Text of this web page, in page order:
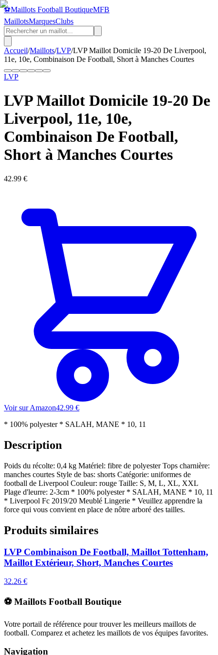
⚽Maillots Football BoutiqueMFB
MaillotsMarquesClubs
Accueil/Maillots/LVP/LVP Maillot Domicile 19-20 De Liverpool,
11e, 10e, Combinaison De Football, Short à Manches Courtes
LVP
LVP Maillot Domicile 19-20 De
Liverpool, 11e, 10e,
Combinaison De Football,
Short à Manches Courtes
42.99 €
Voir sur Amazon42.99 €
* 100% polyester * SALAH, MANE * 10, 11
Description
Poids du récolte: 0,4 kg Matériel: fibre de polyester Tops charnière:
manches courtes Style de bas: shorts Catégorie: uniformes de
football de Liverpool Couleur: rouge Taille: S, M, L, XL, XXL
Plage d'leurre: 2-3cm * 100% polyester * SALAH, MANE * 10, 11
* Liverpool Fc 2019/20 Meublé Lingerie * Veuillez apprendre la
force qui vous convient en place de nôtre arboré des tailles.
Produits similaires
LVP Combinaison De Football, Maillot Tottenham,
Maillot Extérieur, Short, Manches Courtes
32.26 €
⚽ Maillots Football Boutique
Votre portail de référence pour trouver les meilleurs maillots de
football. Comparez et achetez les maillots de vos équipes favorites.
Navigation